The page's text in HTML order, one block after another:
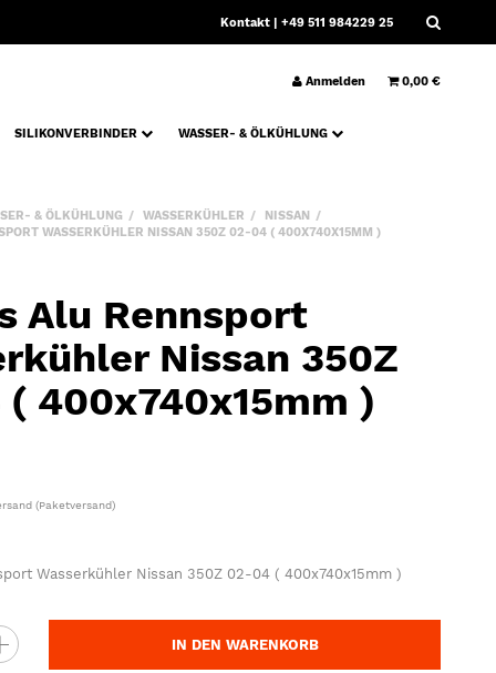
Kontakt | +49 511 984229 25
Anmelden 0,00 €
SILIKONVERBINDER
WASSER- & ÖLKÜHLUNG
& ÖLKÜHLUNG WASSERKÜHLER
NISSAN
WASSERKÜHLER NISSAN 350Z 02-04 ( 400X740X15MM )
Alu Rennsport
Nissan 350Z
400x740x15mm )
(Paketversand)
Wasserkühler Nissan 350Z 02-04 ( 400x740x15mm )
IN DEN WARENKORB